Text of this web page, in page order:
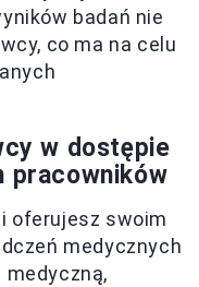
badań nie
co ma na celu
w dostępie
pracowników
oferujesz swoim
medycznych